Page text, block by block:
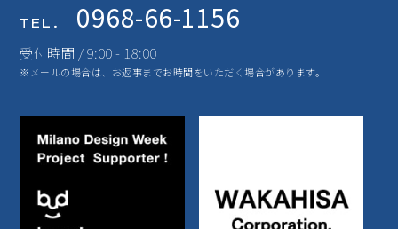
TEL. 0968-66-1156
受付時間 / 9:00 - 18:00
※メールの場合は、お返事までお時間をいただく場合があります。